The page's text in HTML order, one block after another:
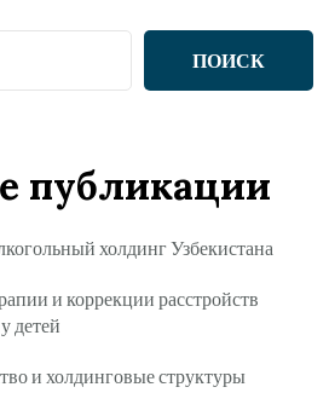
ПОИСК
публикации
холдинг Узбекистана
и коррекции расстройств
детей
и холдинговые структуры